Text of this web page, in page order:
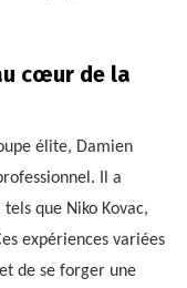
cœur de la
élite, Damien
Il a
que Niko Kovac,
expériences variées
de se forger une